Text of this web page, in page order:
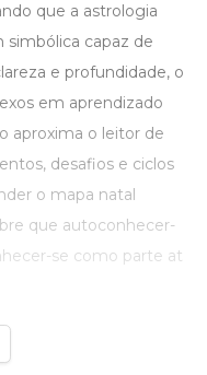
que a astrologia
simbólica capaz de
e profundidade, o
em aprendizado
aproxima o leitor de
desafios e ciclos
o mapa natal
que autoconhecer-
se como parte at